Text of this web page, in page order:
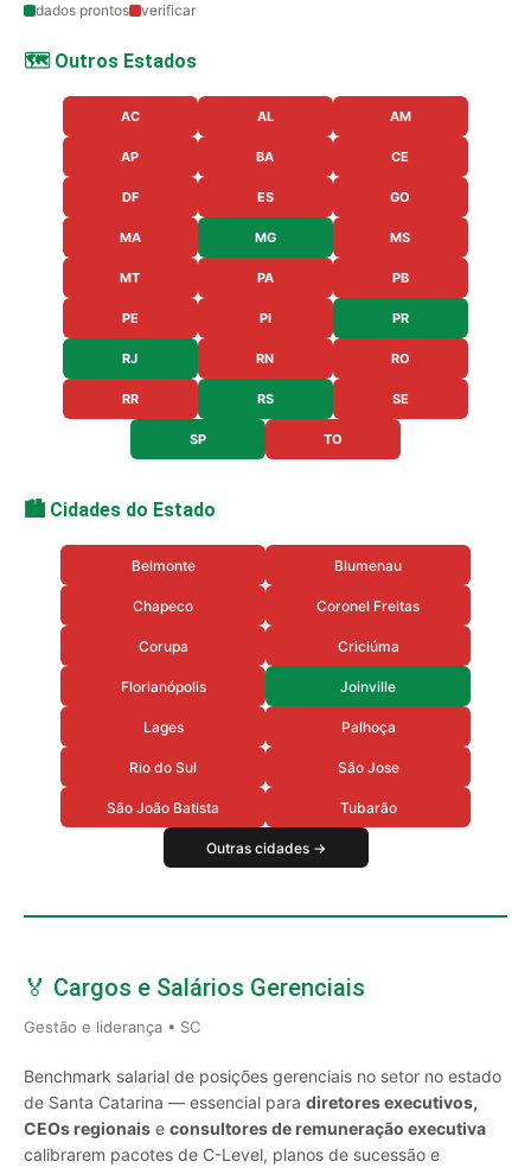
dados prontos verificar
🗺️ Outros Estados
AC AL AM
AP BA CE
DF ES GO
MA MG MS
MT PA PB
PE PI PR
RJ RN RO
RR RS SE
SP TO
🏙️ Cidades do Estado
Belmonte Blumenau
Chapeco Coronel Freitas
Corupa Criciúma
Florianópolis Joinville
Lages Palhoça
Rio do Sul São Jose
São João Batista Tubarão
Outras cidades →
🏅 Cargos e Salários Gerenciais
Gestão e liderança • SC
Benchmark salarial de posições gerenciais no setor no estado
de Santa Catarina — essencial para diretores executivos,
CEOs regionais e consultores de remuneração executiva
calibrarem pacotes de C-Level, planos de sucessão e